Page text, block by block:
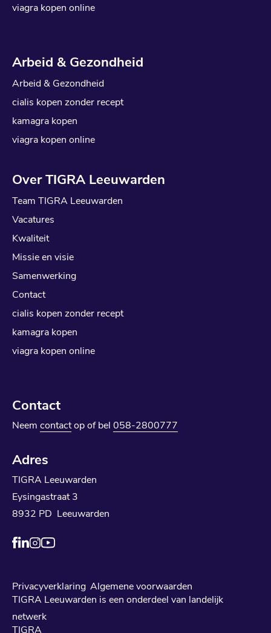
viagra kopen online
Arbeid & Gezondheid
Arbeid & Gezondheid
cialis kopen zonder recept
kamagra kopen
viagra kopen online
Over TIGRA Leeuwarden
Team TIGRA Leeuwarden
Vacatures
Kwaliteit
Missie en visie
Samenwerking
Contact
cialis kopen zonder recept
kamagra kopen
viagra kopen online
Contact
Neem contactop of bel 058-2800777
Adres
TIGRA Leeuwarden
Eysingastraat 3
8932 PD Leeuwarden
Privacyverklaring Algemene voorwaarden
TIGRA Leeuwarden is een onderdeel van landelijk
netwerk
TIGRA